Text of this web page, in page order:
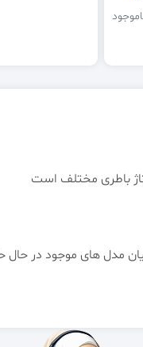
باطری مختلف است
مدل های موجود در حال